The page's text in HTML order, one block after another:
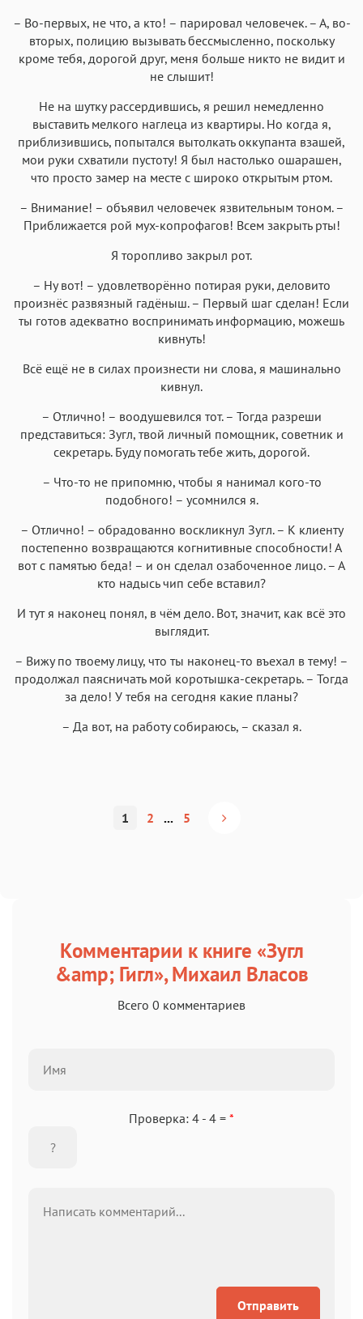
– Во-первых, не что, а кто! – парировал человечек. – А, во-
вторых, полицию вызывать бессмысленно, поскольку
кроме тебя, дорогой друг, меня больше никто не видит и
не слышит!
Не на шутку рассердившись, я решил немедленно
выставить мелкого наглеца из квартиры. Но когда я,
приблизившись, попытался вытолкать оккупанта взашей,
мои руки схватили пустоту! Я был настолько ошарашен,
что просто замер на месте с широко открытым ртом.
– Внимание! – объявил человечек язвительным тоном. –
Приближается рой мух-копрофагов! Всем закрыть рты!
Я торопливо закрыл рот.
– Ну вот! – удовлетворённо потирая руки, деловито
произнёс развязный гадёныш. – Первый шаг сделан! Если
ты готов адекватно воспринимать информацию, можешь
кивнуть!
Всё ещё не в силах произнести ни слова, я машинально
кивнул.
– Отлично! – воодушевился тот. – Тогда разреши
представиться: Зугл, твой личный помощник, советник и
секретарь. Буду помогать тебе жить, дорогой.
– Что-то не припомню, чтобы я нанимал кого-то
подобного! – усомнился я.
– Отлично! – обрадованно воскликнул Зугл. – К клиенту
постепенно возвращаются когнитивные способности! А
вот с памятью беда! – и он сделал озабоченное лицо. – А
кто надысь чип себе вставил?
И тут я наконец понял, в чём дело. Вот, значит, как всё это
выглядит.
– Вижу по твоему лицу, что ты наконец-то въехал в тему! –
продолжал паясничать мой коротышка-секретарь. – Тогда
за дело! У тебя на сегодня какие планы?
– Да вот, на работу собираюсь, – сказал я.
1 2 ... 5
Комментарии к книге «Зугл
&amp; Гигл», Михаил Власов
Всего 0 комментариев
Проверка: 4 - 4 = *
Отправить